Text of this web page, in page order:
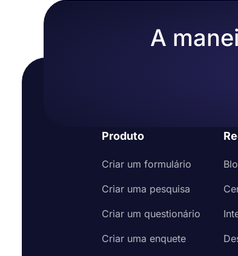
A
Produto
Criar um formulário
Criar uma pesquisa
Criar um questionário
Criar uma enquete